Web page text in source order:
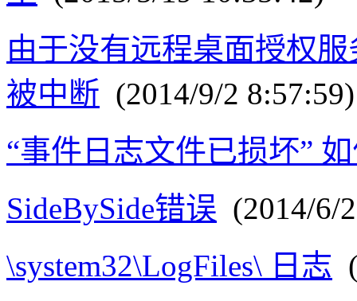
由于没有远程桌面授权
被中断 (2014/9/2 8:57:59)
“事件日志文件已损坏”
SideBySide错误 (2014/6/
\system32\LogFiles\ 日志